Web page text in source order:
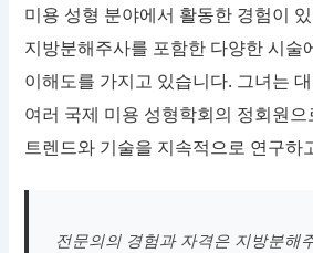
미용 성형 분야에서 활동한 경험이
지방분해주사를 포함한 다양한 시술
이해도를 가지고 있습니다. 그녀는
여러 국제 미용 성형학회의 정회원
트렌드와 기술을 지속적으로 연구하
전문의의 경험과 자격은 지방분해